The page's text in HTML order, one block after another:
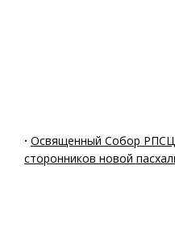
· Освященный Собор РПСЦ
сторонников новой